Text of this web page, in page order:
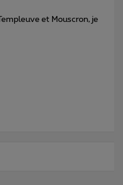
et Mouscron, je